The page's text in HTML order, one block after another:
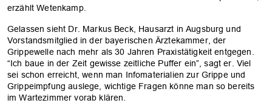
erzählt Wetenkamp.
Gelassen sieht Dr. Markus Beck, Hausarzt in Augsburg und
Vorstandsmitglied in der bayerischen Ärztekammer, der
Grippewelle nach mehr als 30 Jahren Praxistätigkeit entgegen.
“Ich baue in der Zeit gewisse zeitliche Puffer ein”, sagt er. Viel
sei schon erreicht, wenn man Infomaterialien zur Grippe und
Grippeimpfung auslege, wichtige Fragen könne man so bereits
im Wartezimmer vorab klären.